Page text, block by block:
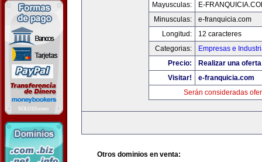
Mayusculas:
E-
Minusculas:
e-franquicia.com
Longitud:
12 caracteres
Categorias:
Empresas e
Precio:
Realizar una
Visitar!
e-franquicia.com
Serán consideradas
Otros dominios en venta: